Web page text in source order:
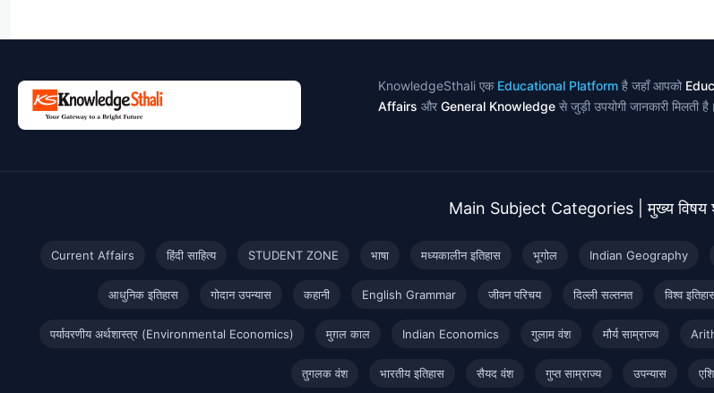
KnowledgeSthali एक Educational Platform है जहाँ आपको
Affairs और General Knowledge से जुड़ी उपयोगी जानकारी मिलती है।
Main Subject Categories | मुख्य विषय
Current Affairs हिंदी साहित्य STUDENT ZONE भाषा मध्यकालीन इतिहास भूगोल Indian Geography
आधुनिक इतिहास गोदान उपन्यास कहानी English Grammar जीवन परिचय दिल्ली सल्तनत विश्व
पर्यावरणीय अर्थशास्त्र (Environmental Economics) मुग़ल काल Indian Economics गुलाम वंश मौर्य साम्राज्य
तुगलक वंश भारतीय इतिहास सैयद वंश गुप्त साम्राज्य उपन्यास